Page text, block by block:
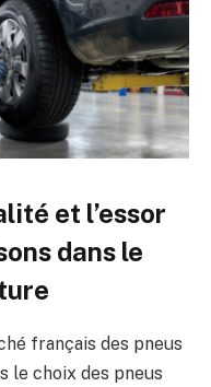
et l’essor
dans le
français des pneus
le choix des pneus